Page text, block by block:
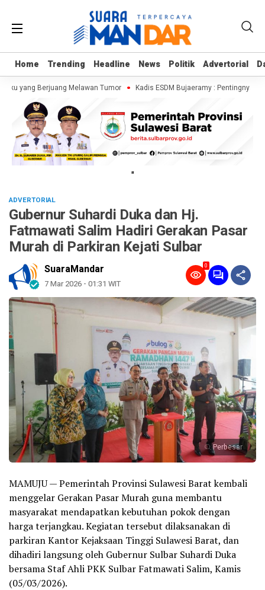
Home Trending Headline News Politik Advertorial
Home Trending Headline News Politik Advertorial
yang Berjuang Melawan Tumor Kadis ESDM Bujaeramy : Pentingnya
"
ADVERTORIAL
Gubernur Suhardi Duka dan Hj.
Fatmawati Salim Hadiri Gerakan Pasar
Murah di Parkiran Kejati Sulbar
SuaraMandar
7 Mar 2026 - 01:31 WIT
0
Perbesar
MAMUJU — Pemerintah Provinsi Sulawesi Barat kembali
menggelar Gerakan Pasar Murah guna membantu
masyarakat mendapatkan kebutuhan pokok dengan
harga terjangkau. Kegiatan tersebut dilaksanakan di
parkiran Kantor Kejaksaan Tinggi Sulawesi Barat, dan
dihadiri langsung oleh Gubernur Sulbar Suhardi Duka
bersama Staf Ahli PKK Sulbar Fatmawati Salim, Kamis
(05/03/2026).